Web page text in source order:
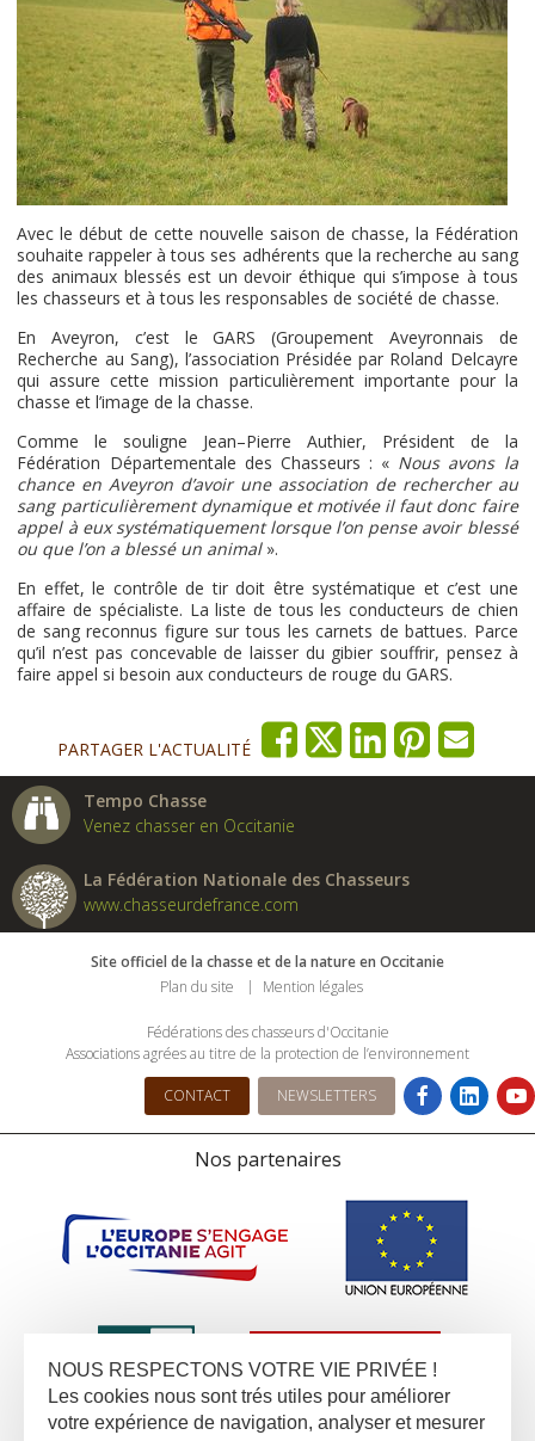
Avec le début de cette nouvelle saison de chasse, la Fédération
souhaite rappeler à tous ses adhérents que la recherche au sang
des animaux blessés est un devoir éthique qui s’impose à tous
les chasseurs et à tous les responsables de société de chasse.
En Aveyron, c’est le GARS (Groupement Aveyronnais de
Recherche au Sang), l’association Présidée par Roland Delcayre
qui assure cette mission particulièrement importante pour la
chasse et l’image de la chasse.
Comme le souligne Jean–Pierre Authier, Président de la
Fédération Départementale des Chasseurs : « Nous avons la
chance en Aveyron d’avoir une association de rechercher au
sang particulièrement dynamique et motivée il faut donc faire
appel à eux systématiquement lorsque l’on pense avoir blessé
ou que l’on a blessé un animal».
En effet, le contrôle de tir doit être systématique et c’est une
affaire de spécialiste. La liste de tous les conducteurs de chien
de sang reconnus figure sur tous les carnets de battues. Parce
qu’il n’est pas concevable de laisser du gibier souffrir, pensez à
faire appel si besoin aux conducteurs de rouge du GARS.
PARTAGER L'ACTUALITÉ
Tempo Chasse
Venez chasser en Occitanie
La Fédération Nationale des Chasseurs
www.chasseurdefrance.com
Site officiel de la chasse et de la nature en Occitanie
Plan du site
Mention légales
Fédérations des chasseurs d'Occitanie
Associations agrées au titre de la protection de l’environnement
CONTACT NEWSLETTERS
Nos partenaires
NOUS RESPECTONS VOTRE VIE PRIVÉE !
Les cookies nous sont trés utiles pour améliorer
votre expérience de navigation, analyser et mesurer